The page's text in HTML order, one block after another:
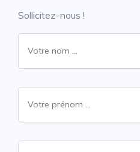
Sollicitez-nous !